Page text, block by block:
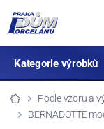
Kategorie výrobků
Podle vzoru a
BERNADOTTE